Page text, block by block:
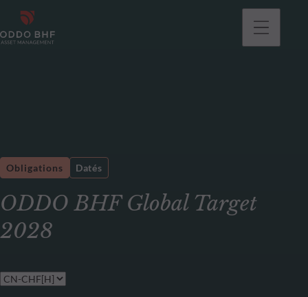
ODDO BHF Global Target
2028
Obligations Datés